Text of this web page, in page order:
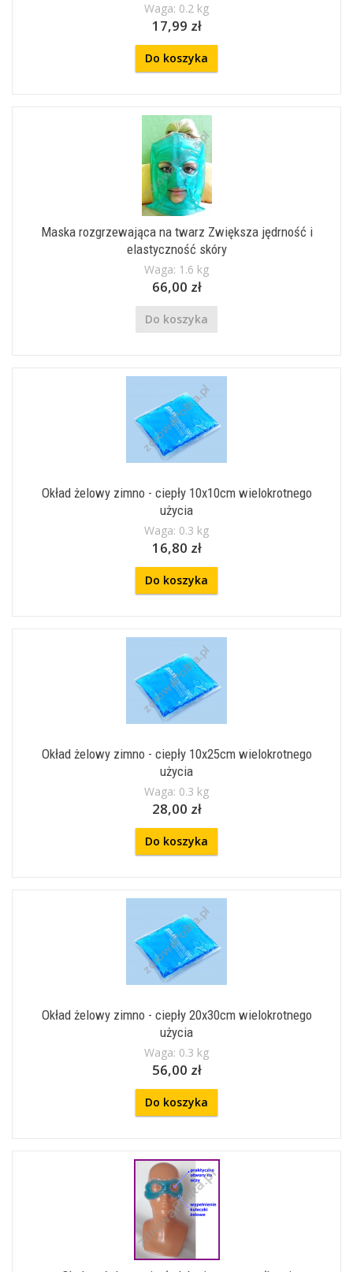
Waga: 0.2 kg
17,99 zł
Do koszyka
Maska rozgrzewająca na twarz Zwiększa jędrność i
elastyczność skóry
Waga: 1.6 kg
66,00 zł
Do koszyka
Okład żelowy zimno - ciepły 10x10cm wielokrotnego
użycia
Waga: 0.3 kg
16,80 zł
Do koszyka
Okład żelowy zimno - ciepły 10x25cm wielokrotnego
użycia
Waga: 0.3 kg
28,00 zł
Do koszyka
Okład żelowy zimno - ciepły 20x30cm wielokrotnego
użycia
Waga: 0.3 kg
56,00 zł
Do koszyka